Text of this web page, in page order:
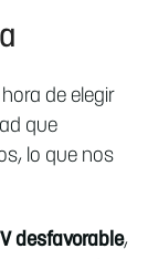
de elegir
que
lo que nos
desfavorable,